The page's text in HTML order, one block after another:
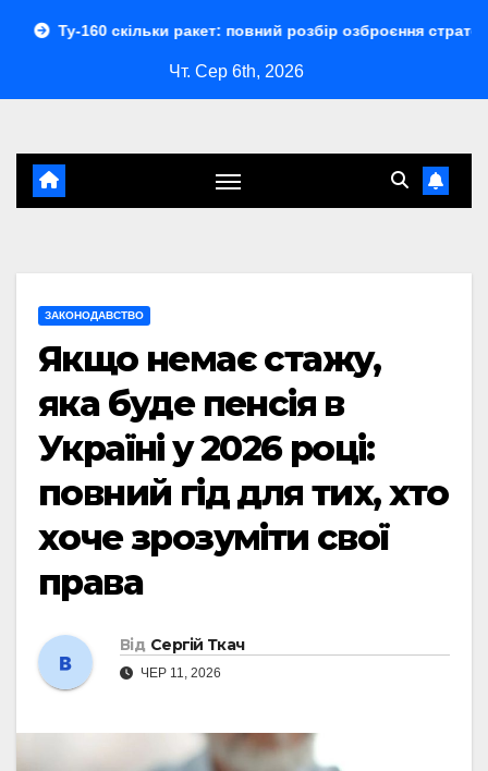
ракет: повний розбір озброєння стратегічного
Чт. Сер 6th, 2026
ЗАКОНОДАВСТВО
Якщо немає стажу,
яка буде пенсія в
Україні у 2026 році:
повний гід для тих, хто
хоче зрозуміти свої
права
Від Сергій Ткач
ЧЕР 11, 2026